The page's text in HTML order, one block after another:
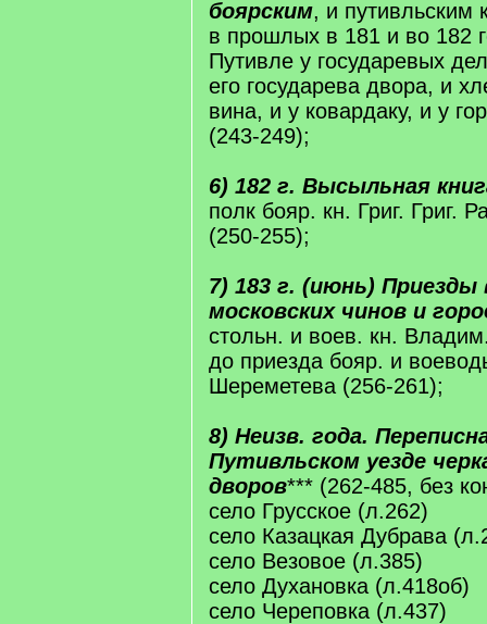
боярским, и путивльским
в прошлых в 181 и во 182
Путивле у государевых
его государева двора, и
вина, и у ковардаку, и у
(243-249);
6) 182 г. Высыльная
полк бояр. кн. Григ. Григ.
(250-255);
7) 183 г. (июнь)
московских чинов и
стольн. и воев. кн.
до приезда бояр. и
Шереметева (256-261);
8) Неизв. года.
Путивльском уезде
дворов*** (262-485, без
село Грусское (л.262)
село Казацкая Дубрава
село Везовое (л.385)
село Духановка (л.418об)
село Череповка (л.437)